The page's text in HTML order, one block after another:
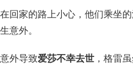
在回家的路上小心，他们乘坐
生意外。
意外导致爱莎不幸去世 ，格雷